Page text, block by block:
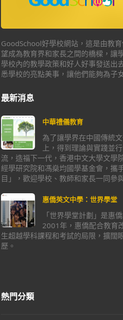
GoodSchool好學校網站，這是由教
望成為教育界和家長之間的橋樑，讓
學校內的教學政策和好人好事發送出
悉學校的亮點美事，讓他們能夠為子
最新消息
中華禮儀教育
為了讓學界在中國傳統
上，得到理論與實踐並
流，造福下一代，香港中文大學文學
經學研究院和馮燊均國學基金會，攜
目」，歡迎學校、教師和家長一同參
惠僑英文中學：世界學堂
「世界學堂計劃」是惠
2001年，惠僑配合教育
生超越學科課程和考試的局限，擴闊
歷。
熱門分類